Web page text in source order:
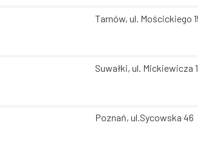
Tarnów, ul. Mościckiego
Suwałki, ul. Mickiewicza
Poznań, ul.Sycowska 46